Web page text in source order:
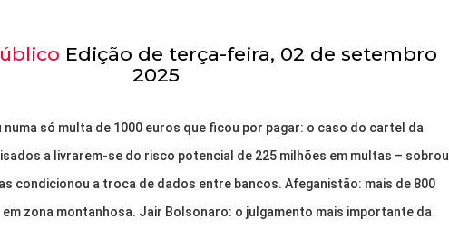
Edição de terça-feira, 02 de setembro
2025
numa só multa de 1000 euros que ficou por pagar: o caso do cartel da
a livrarem-se do risco potencial de 225 milhões em multas – sobrou
condicionou a troca de dados entre bancos. Afeganistão: mais de 800
zona montanhosa. Jair Bolsonaro: o julgamento mais importante da